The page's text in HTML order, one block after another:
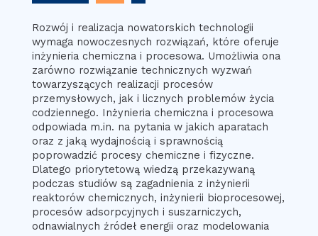
Rozwój i realizacja nowatorskich technologii
wymaga nowoczesnych rozwiązań, które oferuje
inżynieria chemiczna i procesowa. Umożliwia ona
zarówno rozwiązanie technicznych wyzwań
towarzyszących realizacji procesów
przemysłowych, jak i licznych problemów życia
codziennego. Inżynieria chemiczna i procesowa
odpowiada m.in. na pytania w jakich aparatach
oraz z jaką wydajnością i sprawnością
poprowadzić procesy chemiczne i fizyczne.
Dlatego priorytetową wiedzą przekazywaną
podczas studiów są zagadnienia z inżynierii
reaktorów chemicznych, inżynierii bioprocesowej,
procesów adsorpcyjnych i suszarniczych,
odnawialnych źródeł energii oraz modelowania